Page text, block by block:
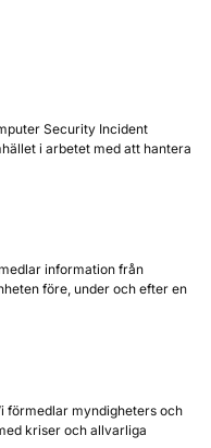
Security Incident
i arbetet med att hantera
information från
före, under och efter en
förmedlar myndigheters och
kriser och allvarliga